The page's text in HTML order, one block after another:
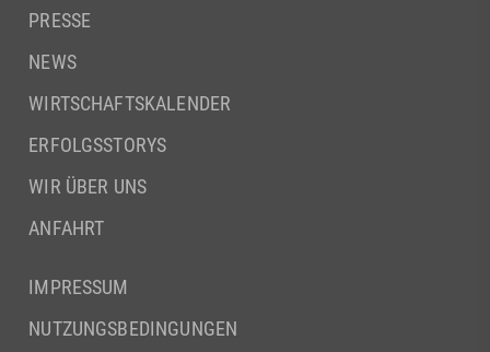
PRESSE
NEWS
WIRTSCHAFTSKALENDER
ERFOLGSSTORYS
WIR ÜBER UNS
ANFAHRT
IMPRESSUM
NUTZUNGSBEDINGUNGEN